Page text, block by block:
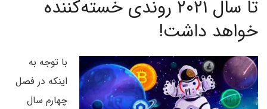
تا سال ۲۰۲۱ روندی خسته‌کننده
خواهد داشت!
با توجه به
اینکه در فصل
چهارم سال